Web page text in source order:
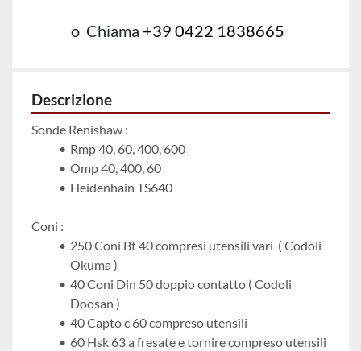
o Chiama +39 0422 1838665
Descrizione
Sonde Renishaw :
Rmp 40, 60, 400, 600
Omp 40, 400, 60
Heidenhain TS640
Coni :
250 Coni Bt 40 compresi utensili vari  ( Codoli
Okuma )
40 Coni Din 50 doppio contatto ( Codoli
Doosan )
40 Capto c 60 compreso utensili
60 Hsk 63 a fresate e tornire compreso utensili